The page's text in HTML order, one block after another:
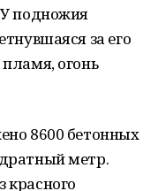
подножия
за его
огонь
8600 бетонных
метр.